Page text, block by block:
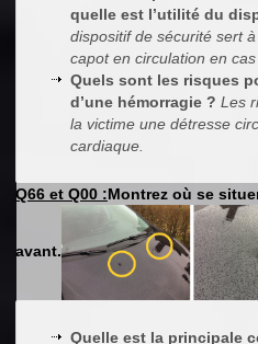
quelle est l’utilité du
dispositif de sécurité sert
capot en circulation en
Quels sont les risques
d’une hémorragie ? Les
la victime une détresse
cardiaque.
Q66 et Q00 :Montrez où se
avant.
Quelle est la principale